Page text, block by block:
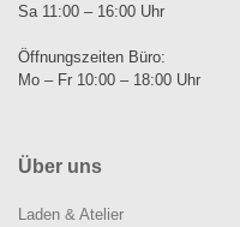
Sa 11:00 – 16:00 Uhr
Öffnungszeiten Büro:
Mo – Fr 10:00 – 18:00 Uhr
Über uns
Laden & Atelier